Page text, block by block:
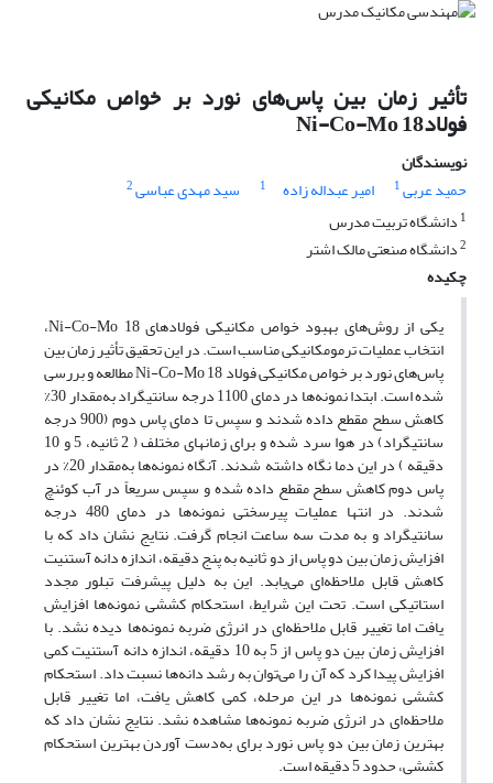
تأثیر زمان بین پاس‌های نورد بر خواص مکانیکی
فولادNi-Co-Mo 18
نویسندگان
حمید عربی1 امیر عبداله زاده 1 سید مهدی عباسی2
1 دانشگاه تربیت مدرس
2دانشگاه صنعتی مالک اشتر
چکیده
یکی از روش‌های بهبود خواص مکانیکی فولادهای Ni-Co-Mo 18،
انتخاب عملیات ترمومکانیکی مناسب است. در این تحقیق تأثیر زمان بین
پاس‌های نورد بر خواص مکانیکی فولاد Ni-Co-Mo 18 مطالعه و بررسی
شده است. ابتدا نمونه‌ها در دمای 1100 درجه سانتیگراد به‌مقدار 30%
کاهش سطح مقطع داده شدند و سپس تا دمای پاس دوم (900 درجه
سانتیگراد) در هوا سرد شده و برای زمانهای مختلف ( 2 ثانیه، 5 و 10
دقیقه ) در این دما نگاه داشته شدند. آنگاه نمونه‌ها به‌مقدار 20% در
پاس دوم کاهش سطح مقطع داده شده و سپس سریعاً در آب کوئنچ
شدند. در انتها عملیات پیرسختی نمونه‌ها در دمای 480 درجه
سانتیگراد و به مدت سه ساعت انجام گرفت. نتایج نشان داد که با
افزایش زمان بین دو پاس از دو ثانیه به پنج دقیقه، اندازه دانه آستنیت
کاهش قابل ملاحظه‌ای می‌یابد. این به دلیل پیشرفت تبلور مجدد
استاتیکی است. تحت این شرایط، استحکام کششی نمونه‌ها افزایش
یافت اما تغییر قابل ملاحظه‌ای در انرژی ضربه نمونه‌ها دیده نشد. با
افزایش زمان بین دو پاس از 5 به 10 دقیقه، اندازه دانه‌ آستنیت کمی
افزایش پیدا کرد که آن‌ را می‌توان به رشد دانه‌ها نسبت داد. استحکام
کششی نمونه‌ها در این مرحله، کمی کاهش یافت، اما تغییر قابل
ملاحظه‌ای در انرژی ضربه نمونه‌ها مشاهده نشد. نتایج نشان داد که
بهترین زمان بین دو پاس نورد برای به‌دست آوردن بهترین استحکام
کششی، حدود 5 دقیقه است.